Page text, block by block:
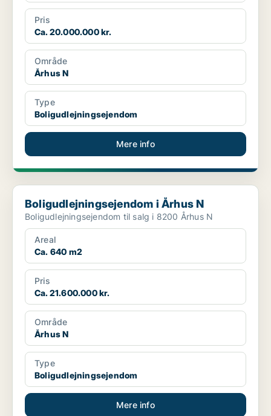
Pris
Ca. 20.000.000 kr.
Område
Århus N
Type
Boligudlejningsejendom
Mere info
Boligudlejningsejendom i Århus N
Boligudlejningsejendom i Århus N
Boligudlejningsejendom til salg i 8200 Århus N
Areal
Ca. 640 m2
Pris
Ca. 21.600.000 kr.
Område
Århus N
Type
Boligudlejningsejendom
Mere info